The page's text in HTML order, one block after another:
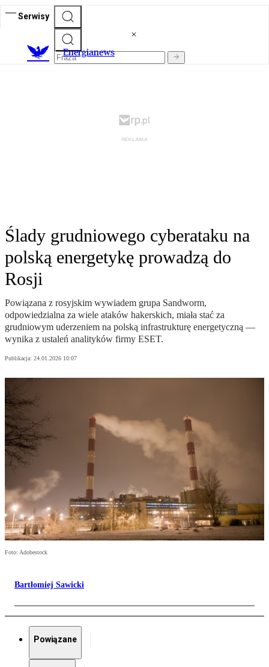
Serwisy
Energianews
Ślady grudniowego cyberataku na
polską energetykę prowadzą do
Rosji
Powiązana z rosyjskim wywiadem grupa Sandworm,
odpowiedzialna za wiele ataków hakerskich, miała stać za
grudniowym uderzeniem na polską infrastrukturę energetyczną —
wynika z ustaleń analityków firmy ESET.
Publikacja: 24.01.2026 10:07
Foto: Adobestock
Bartłomiej Sawicki
Powiązane